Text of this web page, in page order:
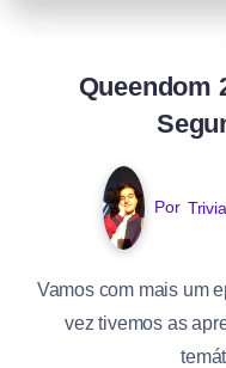
Queendom
Por
Vamos com mais um
vez tivemos as